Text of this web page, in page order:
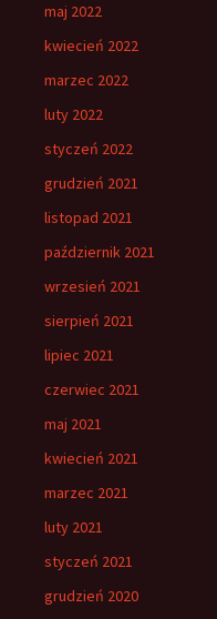
maj 2022
kwiecień 2022
marzec 2022
luty 2022
styczeń 2022
grudzień 2021
listopad 2021
październik 2021
wrzesień 2021
sierpień 2021
lipiec 2021
czerwiec 2021
maj 2021
kwiecień 2021
marzec 2021
luty 2021
styczeń 2021
grudzień 2020